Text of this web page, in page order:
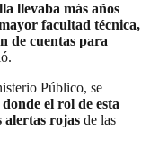
llevaba más años
facultad técnica,
de cuentas para
Público, se
el rol de esta
alertas rojas de las